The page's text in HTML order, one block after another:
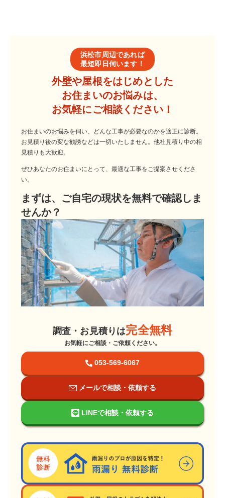
浜松市周辺であれば
最短即日伺います！
外壁や屋根をはじめとした
お住まいのお悩みは、
お気軽にご相談ください！
お住まいのお悩みを伺い、どんな工事が必要なのかを適正に診断。
お見積り後の変な勧誘などは一切いたしません。他社見積り中の相
見積りも大歓迎。
ぜひあなたのお住まいにとって、最適な工事をご提案させくださ
い。
まずは、ご自宅の現状を無料で確認しま
せんか？
調査・お見積りは完全無料
お気軽にご相談・ご依頼ください。
053-569-6067
メールで相談・依頼する
LINEで相談・依頼する